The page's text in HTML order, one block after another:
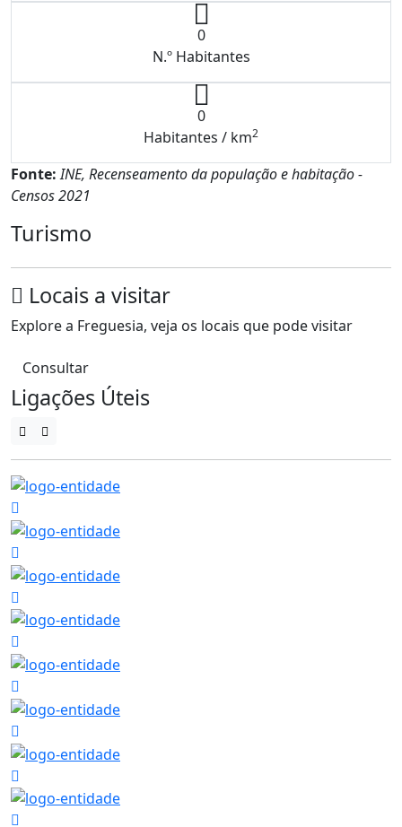
0
N.º Habitantes
0
Habitantes / km2
Fonte:INE, Recenseamento da população e habitação -
Censos 2021
Turismo
Locais a visitar
Explore a Freguesia, veja os locais que pode visitar
Consultar
Ligações Úteis